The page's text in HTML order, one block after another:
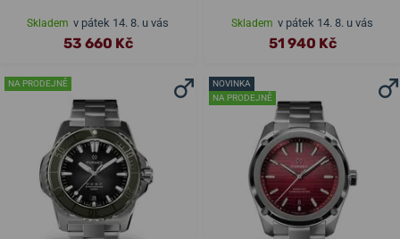
Skladem v pátek 14. 8. u vás
53 660 Kč
Skladem v pátek 14. 8. u vás
51 940 Kč
NA PRODEJNĚ
NOVINKA
NA PRODEJNĚ